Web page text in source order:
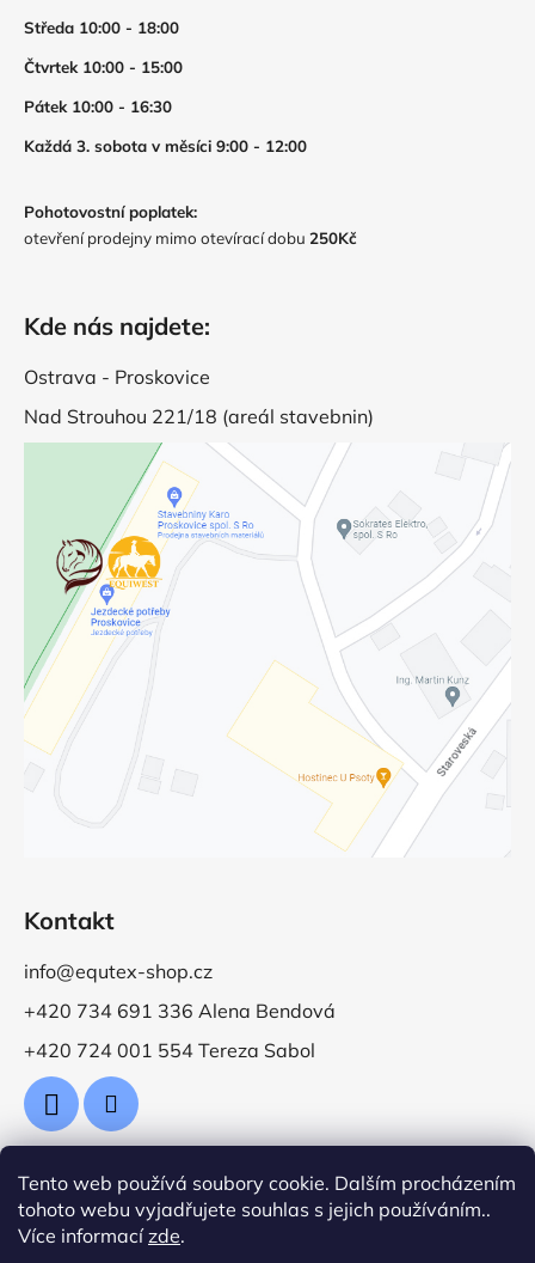
Tento web používá soubory cookie. Dalším procházením
tohoto webu vyjadřujete souhlas s jejich používáním..
Více informacízde.
Středa 10:00 - 18:00
Čtvrtek 10:00 - 15:00
Pátek 10:00 - 16:30
Každá 3. sobota v měsíci 9:00 - 12:00
Pohotovostní poplatek:
otevření prodejny mimo otevírací dobu 250Kč
Kde nás najdete:
Ostrava - Proskovice
Nad Strouhou 221/18 (areál stavebnin)
Kontakt
info@equtex-shop.cz
+420 734 691 336 Alena Bendová
+420 724 001 554 Tereza Sabol
Přijímáme online platby